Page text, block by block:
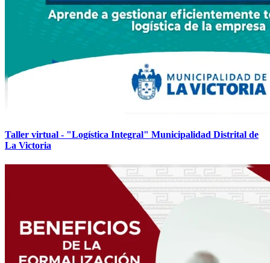
Taller virtual - "Logística Integral" Municipalidad Distrital de
La Victoria